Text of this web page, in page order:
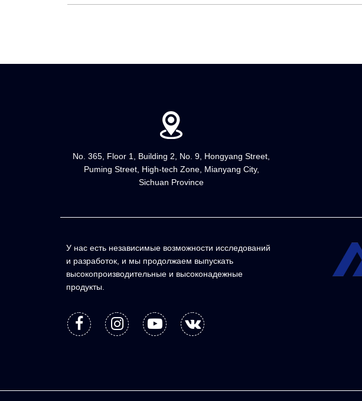
No. 365, Floor 1, Building 2, No. 9, Hongyang Street,
Puming Street, High-tech Zone, Mianyang City,
Sichuan Province
У нас есть независимые возможности исследований
и разработок, и мы продолжаем выпускать
высокопроизводительные и высоконадежные
продукты.